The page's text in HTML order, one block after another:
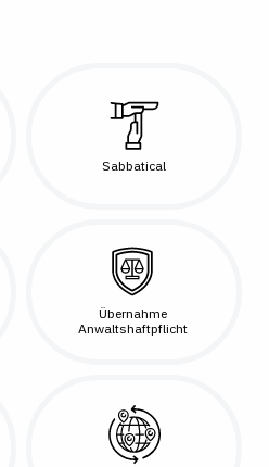
Sabbatical
Übernahme
Anwaltshaftpflicht